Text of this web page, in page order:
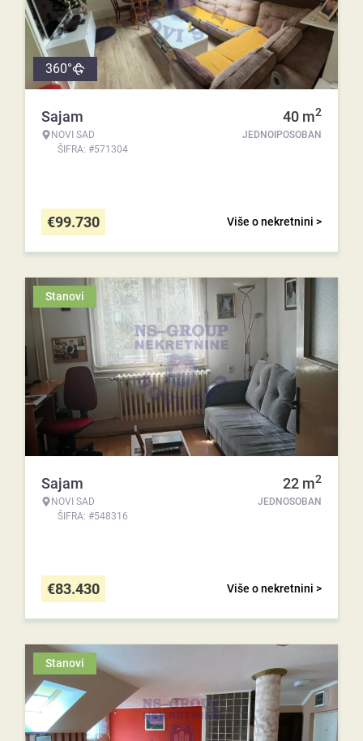
360°
Sajam
NOVI SAD
ŠIFRA: #571304
40 m2
JEDNOIPOSOBAN
Više o nekretnini >
€99.730
Stanovi
Sajam
NOVI SAD
ŠIFRA: #548316
22 m2
JEDNOSOBAN
Više o nekretnini >
€83.430
Stanovi